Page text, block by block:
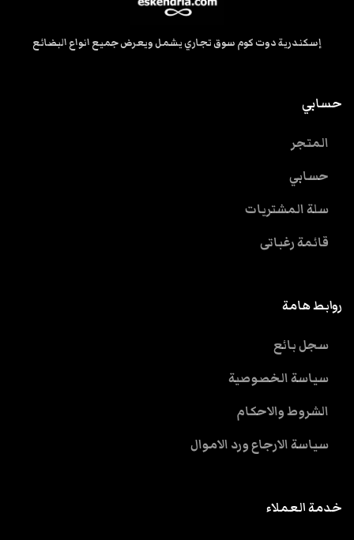
إسكندرية دوت كوم سوق تجاري يشمل ويعرض جميع انواع البضائع
حسابي
المتجر
حسابي
سلة المشتريات
قائمة رغباتى
روابط هامة
سجل بائع
سياسة الخصوصية
الشروط والاحكام
سياسة الارجاع ورد الاموال
خدمة العملاء